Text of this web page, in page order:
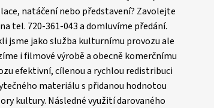
natáčení nebo představení? Zavolejte
tel. 720-361-043 a domluvíme předání.
jsme jako služba kulturnímu provozu ale
i filmové výrobě a obecně komerčnímu
efektivní, cílenou a rychlou redistribuci
materiálu s přidanou hodnotou
kultury. Následné využití darovaného